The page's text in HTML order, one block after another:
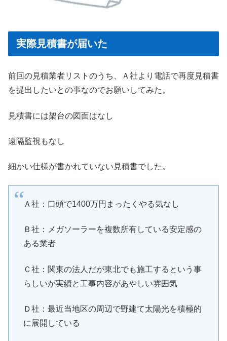
実際見積書が届いた
前回の見積業者リストのうち、Ａ社より電話で再度見積書
を提出したいとの事なのでお願いしてみた。
見積書には架台の図面はなし
遠隔監視もなし
細かい仕様が書かれていない見積書でした。
Ａ社：口頭で1400万円まったくやる気なし
Ｂ社：メガソーラーを複数所有している安定感の
ある業者
Ｃ社：関東の法人だが東北でも施工するという事
らしいが実績と工事内容があやしい雰囲気
Ｄ社：最近当地区の周辺で野建て太陽光を積極的
に展開している